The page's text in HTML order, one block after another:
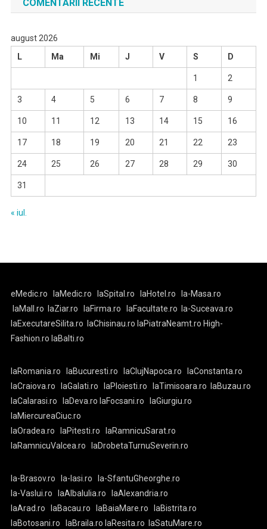
COMENTARII RECENTE
august 2026
L
Ma Mi J V S D
1 2
3 4 5 6 7 8 9
10 11 12 13 14 15 16
17 18 19 20 21 22 23
24 25 26 27 28 29 30
31
« iul.
eMedic.ro laMedic.ro laSpital.ro laHotel.ro
la-Masa.ro
laMall.ro
laZiar.ro laFirma.ro laFacultate.ro
la-Suceava.ro
laExecutareSilita.ro
laChisinau.ro laPiatraNeamt.ro High-
Fashion.ro laBalti.ro
laRomania.ro laBucuresti.ro laClujNapoca.ro
laConstanta.ro
laCraiova.ro
laGalati.ro laPloiesti.ro laTimisoara.ro
laBuzau.ro
laCalarasi.ro
laDeva.ro laFocsani.ro
laGiurgiu.ro
laMiercureaCiuc.ro
laOradea.ro
laPitesti.ro
laRamnicuSarat.ro
laRamnicuValcea.ro
laDrobetaTurnuSeverin.ro
la-Brasov.ro la-Iasi.ro
la-SfantuGheorghe.ro
la-Vaslui.ro
laAlbaIulia.ro
laAlexandria.ro
laArad.ro
laBacau.ro laBaiaMare.ro
laBistrita.ro
laBotosani.ro
laBraila.ro laResita.ro laSatuMare.ro